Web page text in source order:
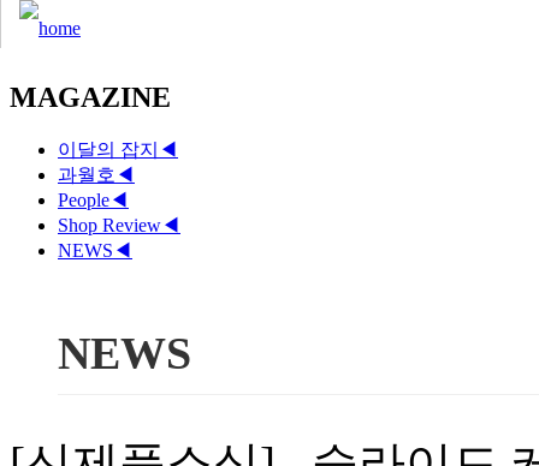
MAGAZINE
이달의 잡지 ◀
과월호 ◀
People◀
Shop Review◀
NEWS ◀
NEWS